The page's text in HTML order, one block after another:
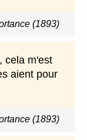
(1893)
cela m'est
aient pour
(1893)